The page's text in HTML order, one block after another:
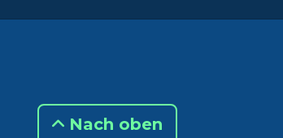
Nach oben